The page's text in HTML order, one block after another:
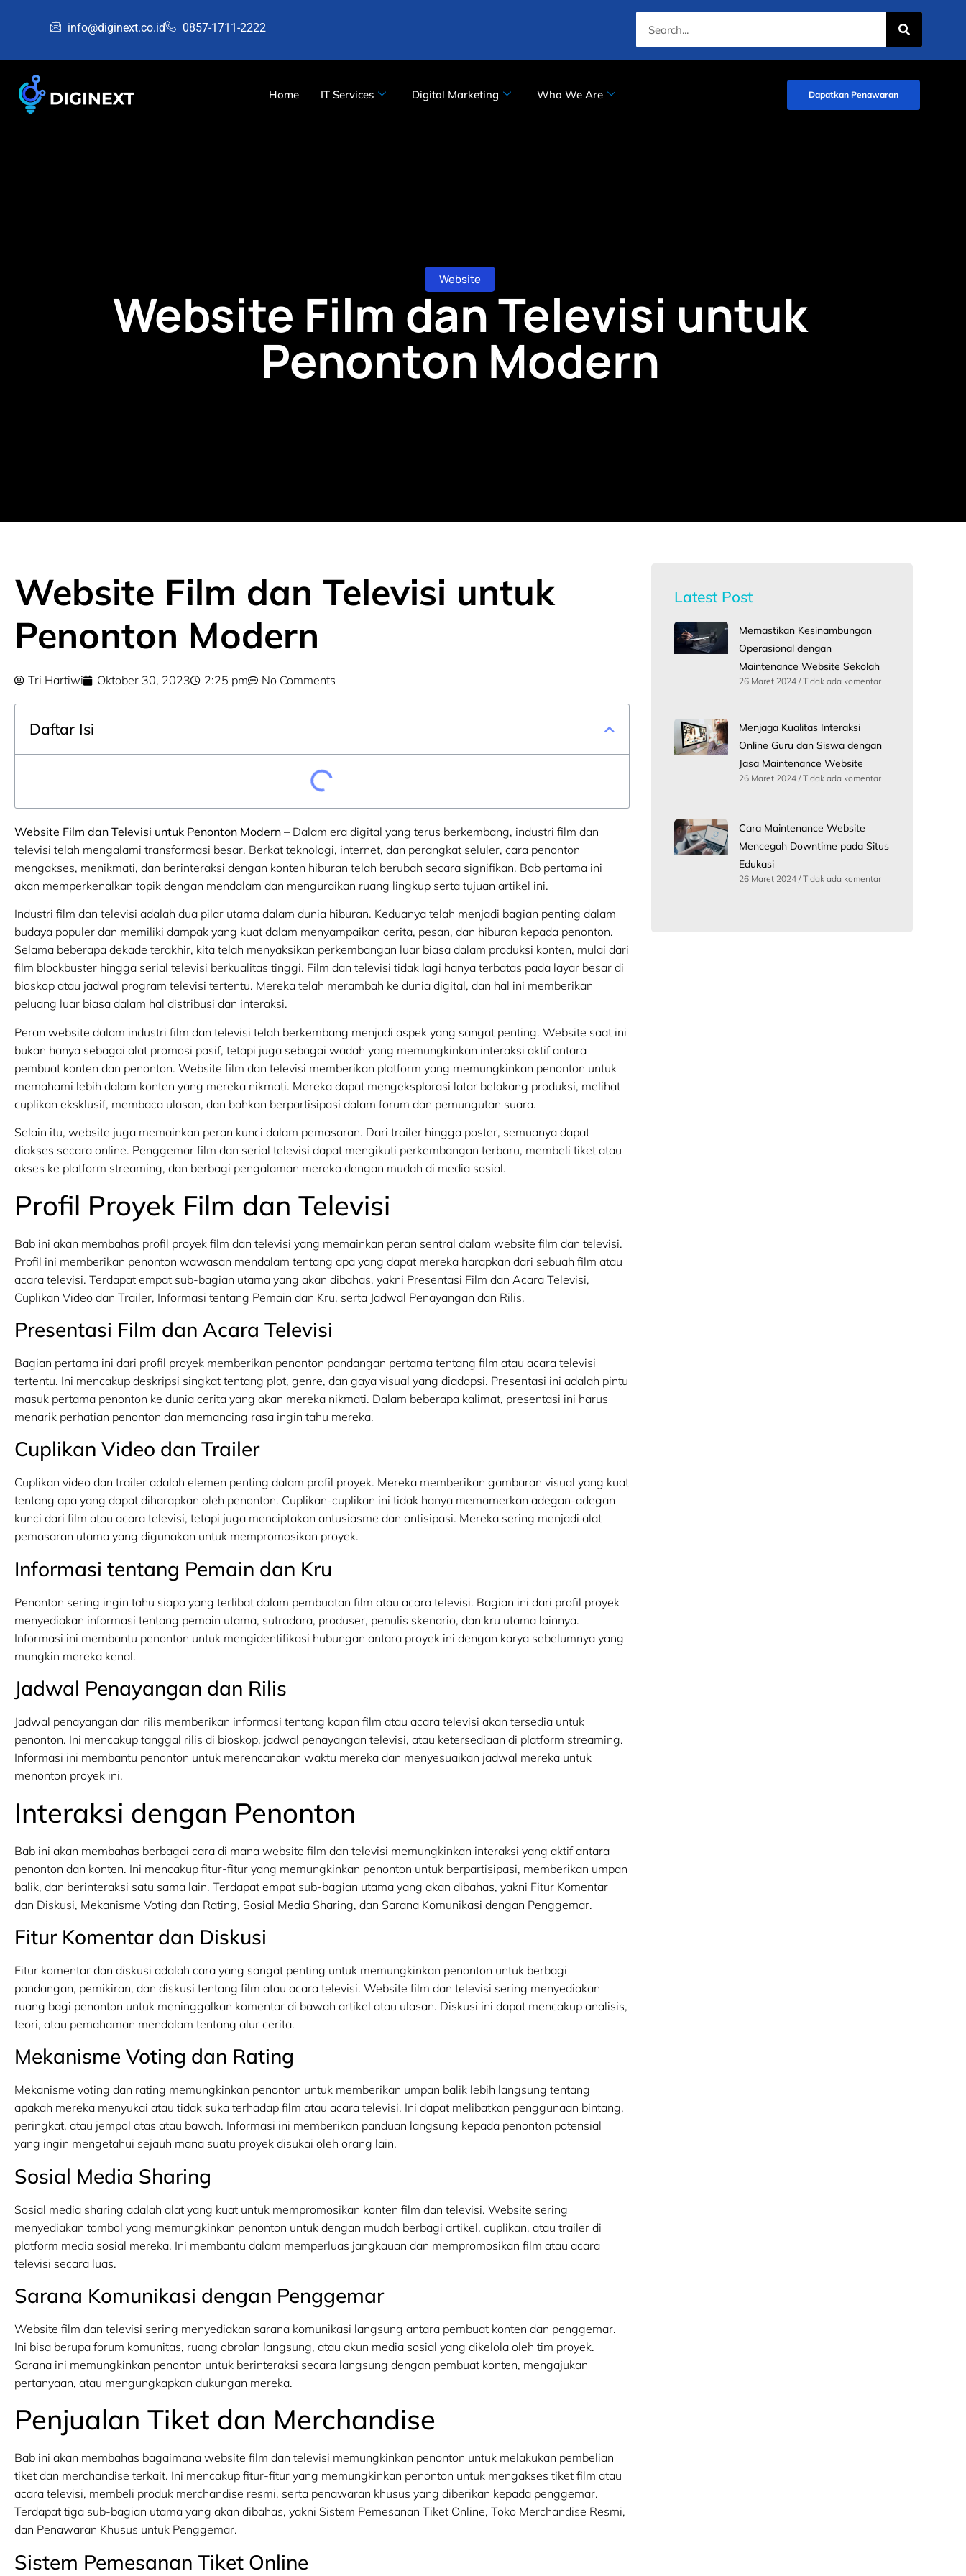
info@diginext.co.id 0857-1711-2222
Home IT Services Digital Marketing Who We Are Dapatkan Penawaran
Website
Website Film dan Televisi untuk
Penonton Modern
Website Film dan Televisi untuk
Penonton Modern
Tri Hartiwi Oktober 30, 2023 2:25 pm No Comments
Daftar Isi
Website Film dan Televisi untuk Penonton Modern – Dalam era digital yang terus berkembang, industri film dan
televisi telah mengalami transformasi besar. Berkat teknologi, internet, dan perangkat seluler, cara penonton
mengakses, menikmati, dan berinteraksi dengan konten hiburan telah berubah secara signifikan. Bab pertama ini
akan memperkenalkan topik dengan mendalam dan menguraikan ruang lingkup serta tujuan artikel ini.
Industri film dan televisi adalah dua pilar utama dalam dunia hiburan. Keduanya telah menjadi bagian penting dalam
budaya populer dan memiliki dampak yang kuat dalam menyampaikan cerita, pesan, dan hiburan kepada penonton.
Selama beberapa dekade terakhir, kita telah menyaksikan perkembangan luar biasa dalam produksi konten, mulai dari
film blockbuster hingga serial televisi berkualitas tinggi. Film dan televisi tidak lagi hanya terbatas pada layar besar di
bioskop atau jadwal program televisi tertentu. Mereka telah merambah ke dunia digital, dan hal ini memberikan
peluang luar biasa dalam hal distribusi dan interaksi.
Peran website dalam industri film dan televisi telah berkembang menjadi aspek yang sangat penting. Website saat ini
bukan hanya sebagai alat promosi pasif, tetapi juga sebagai wadah yang memungkinkan interaksi aktif antara
pembuat konten dan penonton. Website film dan televisi memberikan platform yang memungkinkan penonton untuk
memahami lebih dalam konten yang mereka nikmati. Mereka dapat mengeksplorasi latar belakang produksi, melihat
cuplikan eksklusif, membaca ulasan, dan bahkan berpartisipasi dalam forum dan pemungutan suara.
Selain itu, website juga memainkan peran kunci dalam pemasaran. Dari trailer hingga poster, semuanya dapat
diakses secara online. Penggemar film dan serial televisi dapat mengikuti perkembangan terbaru, membeli tiket atau
akses ke platform streaming, dan berbagi pengalaman mereka dengan mudah di media sosial.
Profil Proyek Film dan Televisi
Bab ini akan membahas profil proyek film dan televisi yang memainkan peran sentral dalam website film dan televisi.
Profil ini memberikan penonton wawasan mendalam tentang apa yang dapat mereka harapkan dari sebuah film atau
acara televisi. Terdapat empat sub-bagian utama yang akan dibahas, yakni Presentasi Film dan Acara Televisi,
Cuplikan Video dan Trailer, Informasi tentang Pemain dan Kru, serta Jadwal Penayangan dan Rilis.
Presentasi Film dan Acara Televisi
Bagian pertama ini dari profil proyek memberikan penonton pandangan pertama tentang film atau acara televisi
tertentu. Ini mencakup deskripsi singkat tentang plot, genre, dan gaya visual yang diadopsi. Presentasi ini adalah pintu
masuk pertama penonton ke dunia cerita yang akan mereka nikmati. Dalam beberapa kalimat, presentasi ini harus
menarik perhatian penonton dan memancing rasa ingin tahu mereka.
Cuplikan Video dan Trailer
Cuplikan video dan trailer adalah elemen penting dalam profil proyek. Mereka memberikan gambaran visual yang kuat
tentang apa yang dapat diharapkan oleh penonton. Cuplikan-cuplikan ini tidak hanya memamerkan adegan-adegan
kunci dari film atau acara televisi, tetapi juga menciptakan antusiasme dan antisipasi. Mereka sering menjadi alat
pemasaran utama yang digunakan untuk mempromosikan proyek.
Informasi tentang Pemain dan Kru
Penonton sering ingin tahu siapa yang terlibat dalam pembuatan film atau acara televisi. Bagian ini dari profil proyek
menyediakan informasi tentang pemain utama, sutradara, produser, penulis skenario, dan kru utama lainnya.
Informasi ini membantu penonton untuk mengidentifikasi hubungan antara proyek ini dengan karya sebelumnya yang
mungkin mereka kenal.
Jadwal Penayangan dan Rilis
Jadwal penayangan dan rilis memberikan informasi tentang kapan film atau acara televisi akan tersedia untuk
penonton. Ini mencakup tanggal rilis di bioskop, jadwal penayangan televisi, atau ketersediaan di platform streaming.
Informasi ini membantu penonton untuk merencanakan waktu mereka dan menyesuaikan jadwal mereka untuk
menonton proyek ini.
Interaksi dengan Penonton
Bab ini akan membahas berbagai cara di mana website film dan televisi memungkinkan interaksi yang aktif antara
penonton dan konten. Ini mencakup fitur-fitur yang memungkinkan penonton untuk berpartisipasi, memberikan umpan
balik, dan berinteraksi satu sama lain. Terdapat empat sub-bagian utama yang akan dibahas, yakni Fitur Komentar
dan Diskusi, Mekanisme Voting dan Rating, Sosial Media Sharing, dan Sarana Komunikasi dengan Penggemar.
Fitur Komentar dan Diskusi
Fitur komentar dan diskusi adalah cara yang sangat penting untuk memungkinkan penonton untuk berbagi
pandangan, pemikiran, dan diskusi tentang film atau acara televisi. Website film dan televisi sering menyediakan
ruang bagi penonton untuk meninggalkan komentar di bawah artikel atau ulasan. Diskusi ini dapat mencakup analisis,
teori, atau pemahaman mendalam tentang alur cerita.
Mekanisme Voting dan Rating
Mekanisme voting dan rating memungkinkan penonton untuk memberikan umpan balik lebih langsung tentang
apakah mereka menyukai atau tidak suka terhadap film atau acara televisi. Ini dapat melibatkan penggunaan bintang,
peringkat, atau jempol atas atau bawah. Informasi ini memberikan panduan langsung kepada penonton potensial
yang ingin mengetahui sejauh mana suatu proyek disukai oleh orang lain.
Sosial Media Sharing
Sosial media sharing adalah alat yang kuat untuk mempromosikan konten film dan televisi. Website sering
menyediakan tombol yang memungkinkan penonton untuk dengan mudah berbagi artikel, cuplikan, atau trailer di
platform media sosial mereka. Ini membantu dalam memperluas jangkauan dan mempromosikan film atau acara
televisi secara luas.
Sarana Komunikasi dengan Penggemar
Website film dan televisi sering menyediakan sarana komunikasi langsung antara pembuat konten dan penggemar.
Ini bisa berupa forum komunitas, ruang obrolan langsung, atau akun media sosial yang dikelola oleh tim proyek.
Sarana ini memungkinkan penonton untuk berinteraksi secara langsung dengan pembuat konten, mengajukan
pertanyaan, atau mengungkapkan dukungan mereka.
Penjualan Tiket dan Merchandise
Bab ini akan membahas bagaimana website film dan televisi memungkinkan penonton untuk melakukan pembelian
tiket dan merchandise terkait. Ini mencakup fitur-fitur yang memungkinkan penonton untuk mengakses tiket film atau
acara televisi, membeli produk merchandise resmi, serta penawaran khusus yang diberikan kepada penggemar.
Terdapat tiga sub-bagian utama yang akan dibahas, yakni Sistem Pemesanan Tiket Online, Toko Merchandise Resmi,
dan Penawaran Khusus untuk Penggemar.
Sistem Pemesanan Tiket Online
Latest Post
Memastikan Kesinambungan
Operasional dengan
Maintenance Website Sekolah
26 Maret 2024 Tidak ada komentar
Menjaga Kualitas Interaksi
Online Guru dan Siswa dengan
Jasa Maintenance Website
26 Maret 2024 Tidak ada komentar
Cara Maintenance Website
Mencegah Downtime pada Situs
Edukasi
26 Maret 2024 Tidak ada komentar